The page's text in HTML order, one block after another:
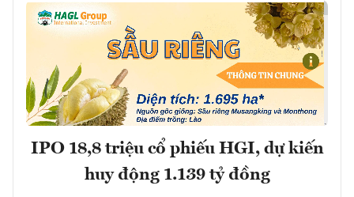
IPO 18,8 triệu cổ phiếu HGI, dự kiến
huy động 1.139 tỷ đồng